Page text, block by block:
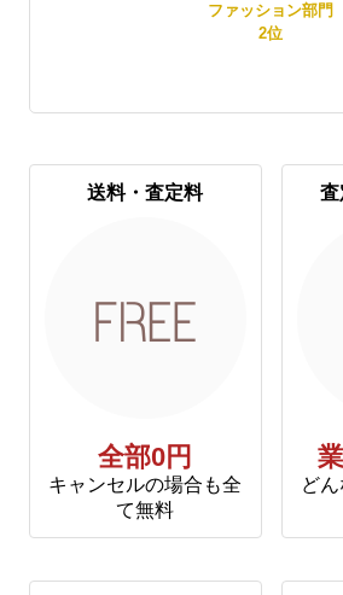
ファッション部門
2位
送料・査定料
全部0円
キャンセルの場合も全
て無料
査
ど